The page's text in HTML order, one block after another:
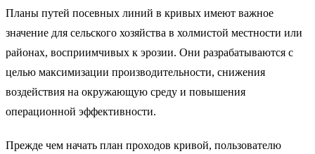
Планы путей посевных линий в кривых имеют важное
значение для сельского хозяйства в холмистой местности или
районах, восприимчивых к эрозии. Они разрабатываются с
целью максимизации производительности, снижения
воздействия на окружающую среду и повышения
операционной эффективности.
Прежде чем начать план проходов кривой, пользователю